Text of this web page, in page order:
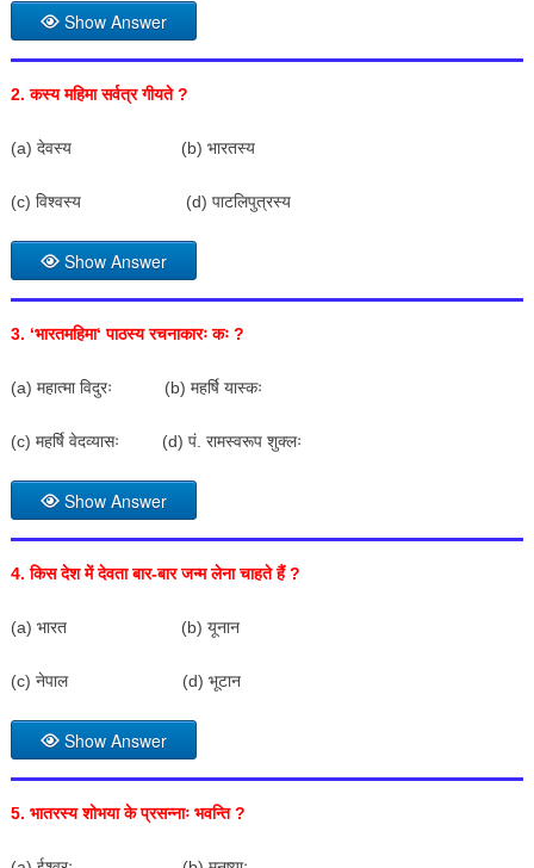
Show Answer
2.कस्य महिमा सर्वत्र गीयते?
(a) देवस्य (b) भारतस्य
(c) विश्वस्य (d) पाटलिपुत्रस्य
Show Answer
3. ‘भारतमहिमा‘पाठस्य रचनाकारः कः ?
(a) महात्मा विदुरः (b) महर्षि यास्कः
(c) महर्षि वेदव्यासः (d) पं. रामस्वरूप शुक्लः
Show Answer
4.किस देश में देवता बार-बार जन्म लेना चाहते हैं?
(a) भारत (b) यूनान
(c) नेपाल (d) भूटान
Show Answer
5. भातरस्य शोभया के प्रसन्नाः भवन्ति?